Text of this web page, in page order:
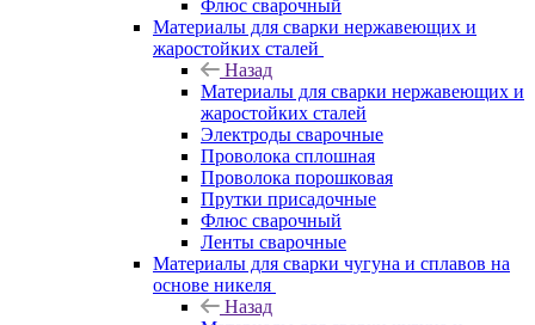
Флюс сварочный
Материалы для сварки нержавеющих и
жаростойких сталей
Назад
Материалы для сварки нержавеющих и
жаростойких сталей
Электроды сварочные
Проволока сплошная
Проволока порошковая
Прутки присадочные
Флюс сварочный
Ленты сварочные
Материалы для сварки чугуна и сплавов на
основе никеля
Назад